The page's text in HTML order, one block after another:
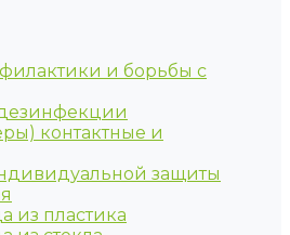
и борьбы с
контактные и
защиты
из пластика